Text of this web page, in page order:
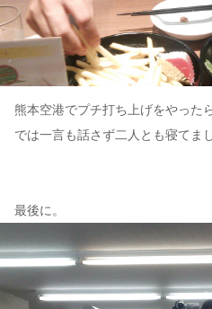
熊本空港でプチ打ち上げをやった
では一言も話さず二人とも寝てま
最後に。